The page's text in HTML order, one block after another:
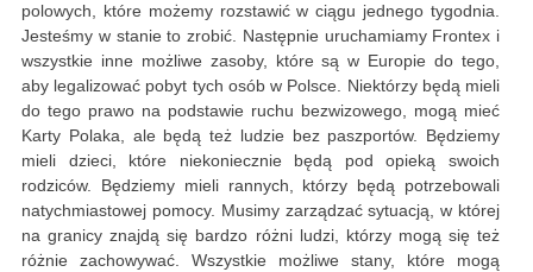
polowych, które możemy rozstawić w ciągu jednego tygodnia.
Jesteśmy w stanie to zrobić. Następnie uruchamiamy Frontex i
wszystkie inne możliwe zasoby, które są w Europie do tego,
aby legalizować pobyt tych osób w Polsce. Niektórzy będą mieli
do tego prawo na podstawie ruchu bezwizowego, mogą mieć
Karty Polaka, ale będą też ludzie bez paszportów. Będziemy
mieli dzieci, które niekoniecznie będą pod opieką swoich
rodziców. Będziemy mieli rannych, którzy będą potrzebowali
natychmiastowej pomocy. Musimy zarządzać sytuacją, w której
na granicy znajdą się bardzo różni ludzi, którzy mogą się też
różnie zachowywać. Wszystkie możliwe stany, które mogą